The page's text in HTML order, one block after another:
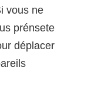
vous ne
prénsete
déplacer